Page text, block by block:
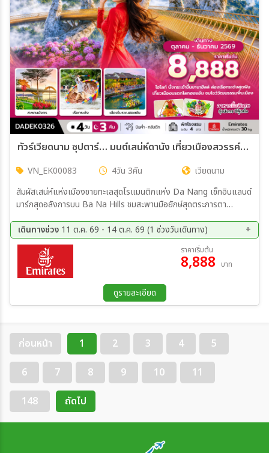
ทัวร์เวียดนาม ซุปตาร์… มนต์เสน่ห์ดานัง เที่ยวเมืองสวรรค์บานาฮิลล์ บินค่ำ-กลับดึก 4วัน 3คืน (EK)
VN_EK00083 4วัน 3คืน
เวียดนาม
สัมผัสเสน่ห์แห่งเมืองชายทะเลสุดโรแมนติกแห่ง Da Nang เช็กอินแลนด์
มาร์กสุดอลังการบน Ba Na Hills ชมสะพานมือยักษ์สุดตระการตา
บินค่ำ–กลับดึก เก็บครบทุกไฮไลต์แบบไม่พลาดทุกช่วงเวลา
เดินทางช่วง 11 ต.ค. 69 - 14 ต.ค. 69 (1 ช่วงวันเดินทาง)
11 ต.ค. 69 - 14 ต.ค. 69 ราคาเริ่มต้น
8,888 บาท
ดูรายละเอียด
ก่อนหน้า 1 2 3 4
5
6
7 8 9 10
11
148
ถัดไป